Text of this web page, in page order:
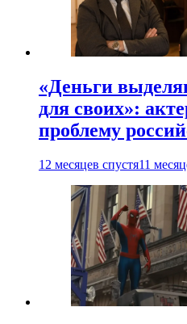
«Деньги
для своих»:
проблему
12 месяцев спустя11